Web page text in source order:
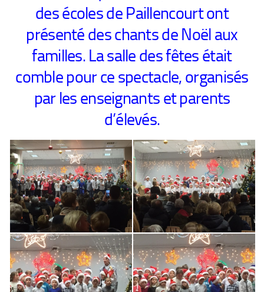
des écoles de Paillencourt ont
présenté des chants de Noël aux
familles. La salle des fêtes était
comble pour ce spectacle, organisés
par les enseignants et parents
d’élevés.